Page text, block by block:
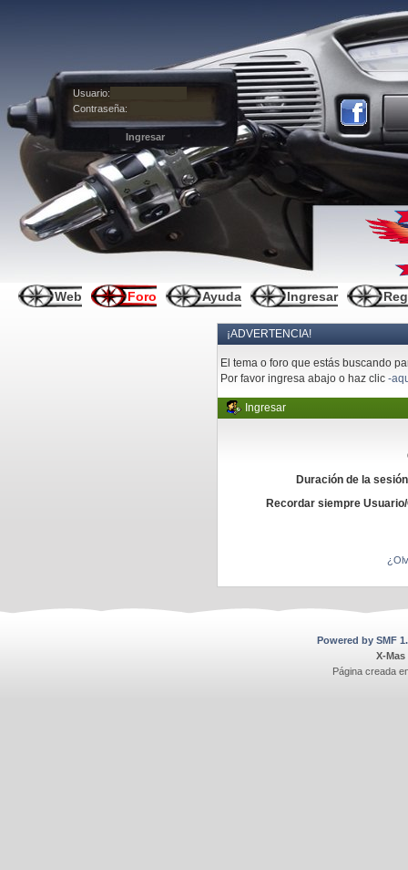
Usuario:
Contraseña:
Web Foro Ayuda Ingresar
¡ADVERTENCIA!
El tema o foro que estás buscando
Por favor ingresa abajo o haz clic-
Ingresar
Duración de la
Recordar siempre
Powered by SMF
X-Mas
Página creada